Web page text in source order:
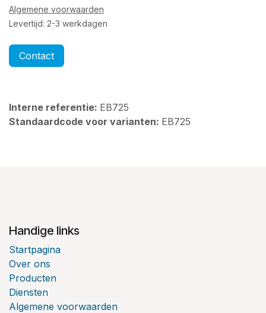
Algemene voorwaarden
Levertijd: 2-3 werkdagen
Contact
Interne referentie: EB725
Standaardcode voor varianten: EB725
Handige links
Startpagina
Over ons
Producten
Diensten
Algemene voorwaarden